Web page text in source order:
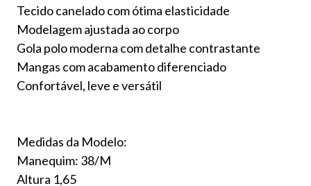
Tecido canelado com ótima elasticidade
Modelagem ajustada ao corpo
Gola polo moderna com detalhe contrastante
Mangas com acabamento diferenciado
Confortável, leve e versátil
Medidas da Modelo:
Manequim: 38/M
Altura 1,65